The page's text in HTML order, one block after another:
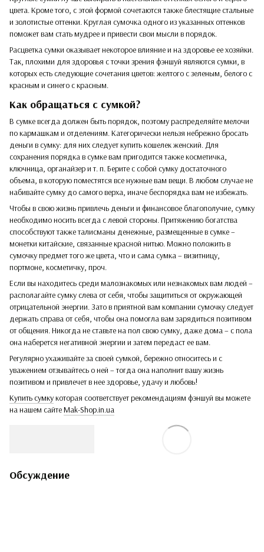
цвета. Кроме того, с этой формой сочетаются также блестящие стальные
и золотистые оттенки. Круглая сумочка одного из указанных оттенков
поможет вам стать мудрее и привести свои мысли в порядок.
Расцветка сумки оказывает некоторое влияние и на здоровье ее хозяйки.
Так, плохими для здоровья с точки зрения фэншуй являются сумки, в
которых есть следующие сочетания цветов: желтого с зеленым, белого с
красным и синего с красным.
Как обращаться с сумкой?
В сумке всегда должен быть порядок, поэтому распределяйте мелочи
по кармашкам и отделениям. Категорически нельзя небрежно бросать
деньги в сумку: для них следует купить кошелек женский. Для
сохранения порядка в сумке вам пригодится также косметичка,
ключница, органайзер и т. п. Берите с собой сумку достаточного
объема, в которую поместятся все нужные вам вещи. В любом случае не
набивайте сумку до самого верха, иначе беспорядка вам не избежать.
Чтобы в свою жизнь привлечь деньги и финансовое благополучие, сумку
необходимо носить всегда с левой стороны. Притяжению богатства
способствуют также талисманы денежные, размещенные в сумке –
монетки китайские, связанные красной нитью. Можно положить в
сумочку предмет того же цвета, что и сама сумка – визитницу,
портмоне, косметичку, проч.
Если вы находитесь среди малознакомых или незнакомых вам людей –
располагайте сумку слева от себя, чтобы защититься от окружающей
отрицательной энергии. Зато в приятной вам компании сумочку следует
держать справа от себя, чтобы она помогла вам зарядиться позитивом
от общения. Никогда не ставьте на пол свою сумку, даже дома – с пола
она наберется негативной энергии и затем передаст ее вам.
Регулярно ухаживайте за своей сумкой, бережно относитесь и с
уважением отзывайтесь о ней – тогда она наполнит вашу жизнь
позитивом и привлечет в нее здоровье, удачу и любовь!
Купить сумкукоторая соответствует рекомендациям фэншуй вы можете
на нашем сайтеMak-Shop.in.ua
Обсуждение